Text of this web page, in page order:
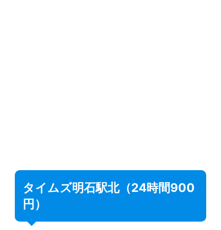
タイムズ明石駅北（24時間900
円）